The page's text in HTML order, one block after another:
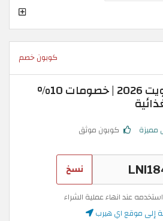
كوبون خصم
كود اي هيرب الكويت 2026 | خصومات 10%
كوبون موثق
نسخ
عند انهاء عملية الشراء
إلى موقع اي هيرب